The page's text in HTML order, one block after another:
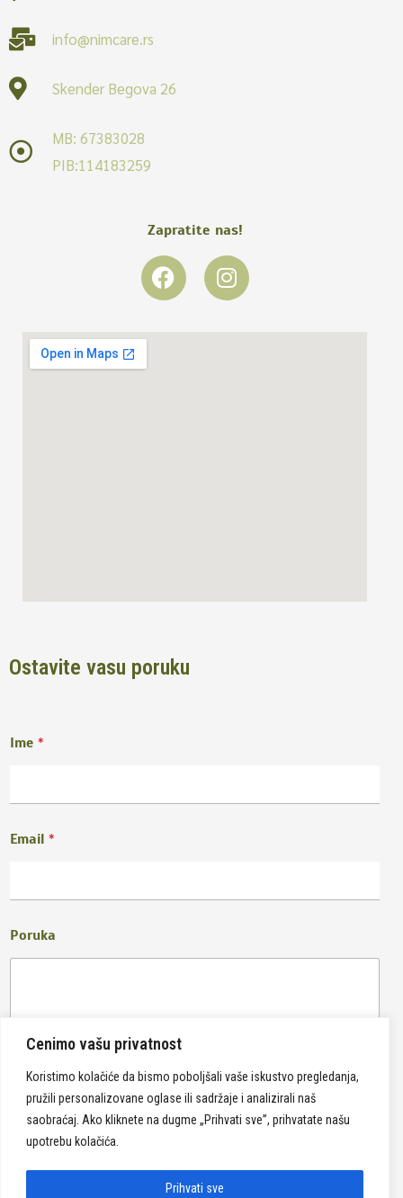
Cenimo vašu privatnost
Koristimo kolačiće da bismo poboljšali vaše iskustvo pregledanja,
pružili personalizovane oglase ili sadržaje i analizirali naš
saobraćaj. Ako kliknete na dugme „Prihvati sve”, prihvatate našu
upotrebu kolačića.
Prihvati sve
info@nimcare.rs
Skender Begova 26
MB: 67383028
PIB:114183259
Zapratite nas!
F
a
I
n
Ostavite vasu poruku
Ime *
Email *
Poruka
Pošalji